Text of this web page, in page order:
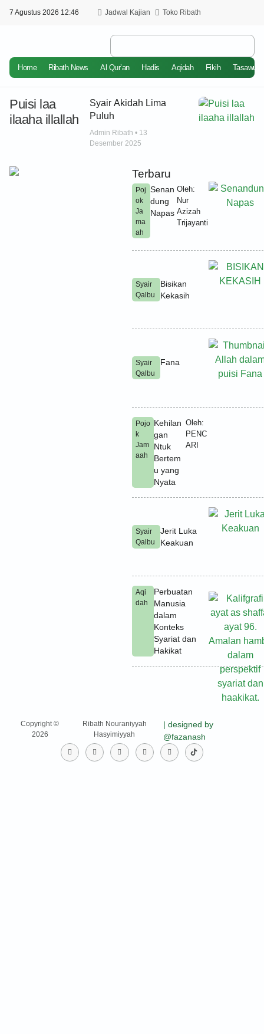
7 Agustus 2026 12:46 Jadwal Kajian Toko Ribath
Home Ribath News Al Qur’an Hadis Aqidah Fikih Tasawuf
Puisi laa
ilaaha illallah
Syair Akidah Lima
Puluh
Admin Ribath 13
Desember 2025
Terbaru
Poj
ok
Ja
ma
ah
Senan
dung
Napas
Oleh:
Nur
Azizah
Trijayanti
Syair
Qalbu
Bisikan
Kekasih
Syair
Qalbu
Fana
Pojo
k
Jam
aah
Kehilan
gan
Ntuk
Bertem
u yang
Nyata
Oleh:
PENC
ARI
Syair
Qalbu
Jerit Luka
Keakuan
Aqi
dah
Perbuatan
Manusia
dalam
Konteks
Syariat dan
Hakikat
Copyright ©
2026
Ribath Nouraniyyah
Hasyimiyyah
| designed by
@fazanash